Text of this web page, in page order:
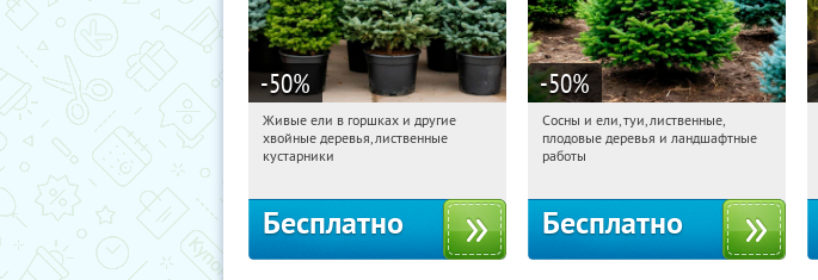
-50%
10:49:18 Получили:
Московская обл., г. Химки,
Живые ели в горшках и другие
хвойные деревья, лиственные
кустарники
Бесплатно
-50%
10:49:18 Получили:
Московская обл., г. Химки,
Сосны и ели, туи, лиственные,
плодовые деревья и ландшафтные
работы
Бесплатно